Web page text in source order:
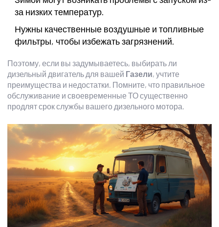
за низких температур.
Нужны качественные воздушные и топливные
фильтры, чтобы избежать загрязнений.
Поэтому, если вы задумываетесь, выбирать ли
дизельный двигатель для вашей Газели, учтите
преимущества и недостатки. Помните, что правильное
обслуживание и своевременные ТО существенно
продлят срок службы вашего дизельного мотора.